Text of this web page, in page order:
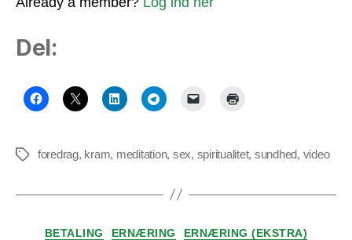
Del:
Tagsforedrag, kram, meditation, sex, spiritualitet, sundhed, video
Kategorier
BETALING ERNÆRING
ERNÆRING (EKSTRA)